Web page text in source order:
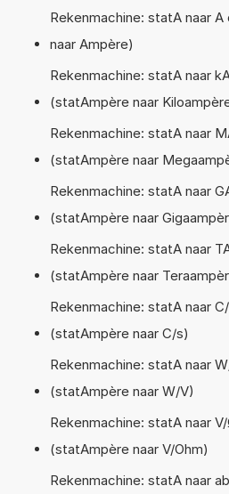
Rekenmachine: statA naar
naar Ampère)
Rekenmachine: statA naar
(statAmpère naar
Rekenmachine: statA naar
(statAmpère naar
Rekenmachine: statA naar
(statAmpère naar
Rekenmachine: statA naar
(statAmpère naar
Rekenmachine: statA naar
(statAmpère naar C/s)
Rekenmachine: statA naar
(statAmpère naar W/V)
Rekenmachine: statA naar
(statAmpère naar V/Ohm)
Rekenmachine: statA naar